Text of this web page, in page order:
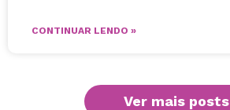
CONTINUAR LENDO »
Ver mais posts